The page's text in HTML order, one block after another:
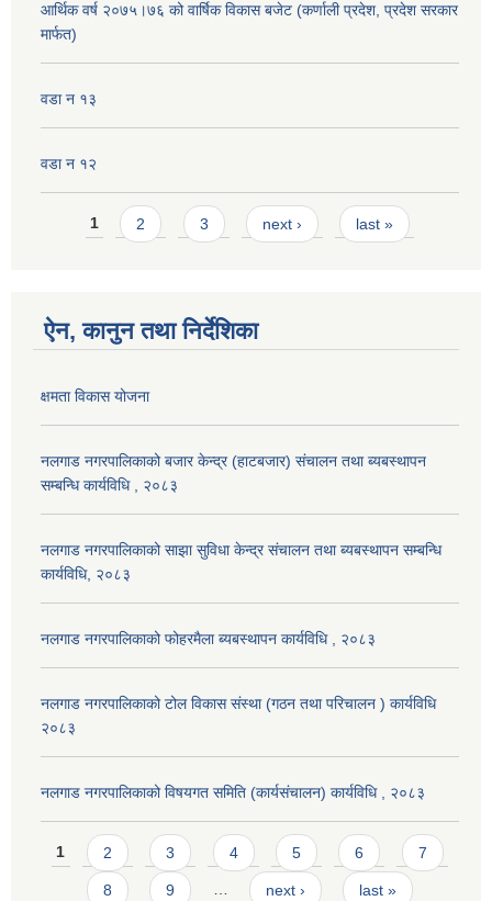
आर्थिक वर्ष २०७५।७६ को वार्षिक विकास बजेट (कर्णाली प्रदेश, प्रदेश सरकार
मार्फत)
वडा न १३
वडा न १२
Pages
1 2 3 next › last »
ऐन, कानुन तथा निर्देशिका
क्षमता विकास योजना
नलगाड नगरपालिकाको बजार केन्द्र (हाटबजार) संचालन तथा ब्यबस्थापन
सम्बन्धि कार्यविधि , २०८३
नलगाड नगरपालिकाको साझा सुविधा केन्द्र संचालन तथा ब्यबस्थापन सम्बन्धि
कार्यविधि, २०८३
नलगाड नगरपालिकाको फोहरमैला ब्यबस्थापन कार्यविधि , २०८३
नलगाड नगरपालिकाको टोल विकास संस्था (गठन तथा परिचालन ) कार्यविधि
२०८३
नलगाड नगरपालिकाको विषयगत समिति (कार्यसंचालन) कार्यविधि , २०८३
Pages
1 2 3 4 5 6 7
8 9 … next › last »